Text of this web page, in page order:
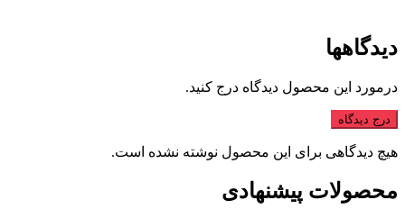
دیدگاهها
درمورد این محصول دیدگاه درج کنید.
درج دیدگاه
هیچ دیدگاهی برای این محصول نوشته نشده است.
محصولات پیشنهادی